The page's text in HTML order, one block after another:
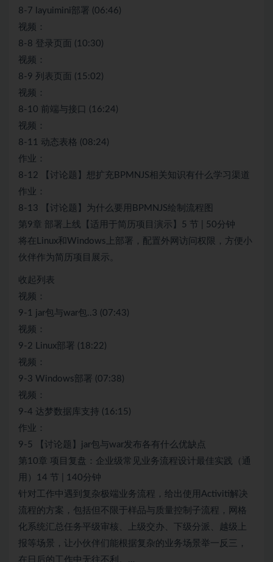
8-7 layuimini部署 (06:46)
视频：
8-8 登录页面 (10:30)
视频：
8-9 列表页面 (15:02)
视频：
8-10 前端与接口 (16:24)
视频：
8-11 动态表格 (08:24)
作业：
8-12 【讨论题】想扩充BPMNJS相关知识有什么学习渠道
作业：
8-13 【讨论题】为什么要用BPMNJS绘制流程图
第9章 部署上线【适用于简历项目演示】5 节 | 50分钟
将在Linux和Windows上部署，配置外网访问权限，方便小
伙伴作为简历项目展示。
收起列表
视频：
9-1 jar包与war包..3 (07:43)
视频：
9-2 Linux部署 (18:22)
视频：
9-3 Windows部署 (07:38)
视频：
9-4 达梦数据库支持 (16:15)
作业：
9-5 【讨论题】jar包与war发布各有什么优缺点
第10章 项目复盘：企业级常见业务流程设计最佳实践（通
用）14 节 | 140分钟
针对工作中遇到复杂极端业务流程，给出使用Activiti解决
流程的方案，包括但不限于样品与质量控制子流程，网格
化系统汇总任务平级审核、上级交办、下级分派、越级上
报等场景，让小伙伴们能根据复杂的业务场景举一反三，
在日后的工作中无往不利。…